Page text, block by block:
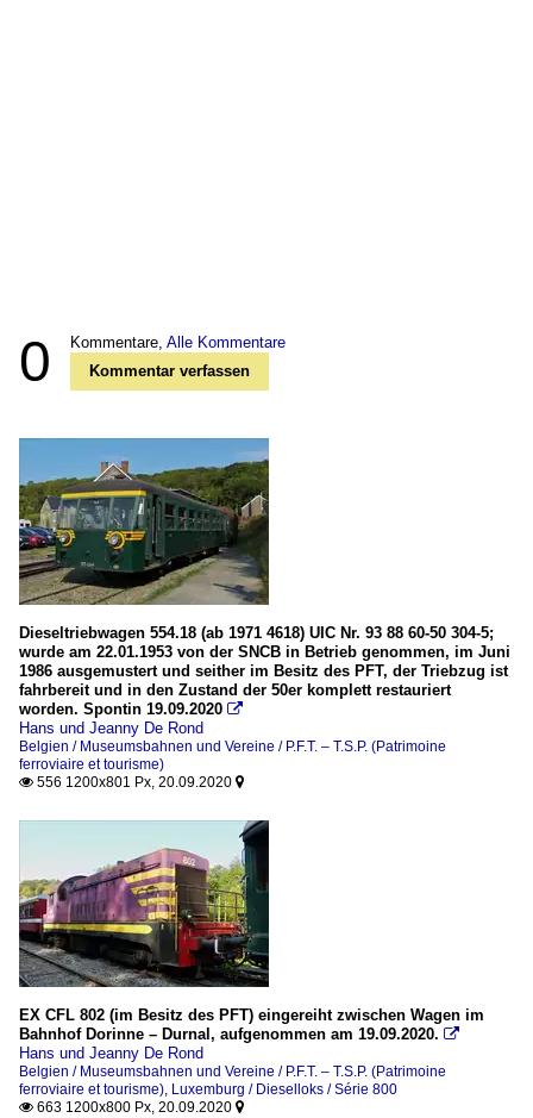
0 Kommentare, Alle Kommentare
Kommentar verfassen
Dieseltriebwagen 554.18 (ab 1971 4618) UIC Nr. 93 88 60-50 304-5;
wurde am 22.01.1953 von der SNCB in Betrieb genommen, im Juni
1986 ausgemustert und seither im Besitz des PFT, der Triebzug ist
fahrbereit und in den Zustand der 50er komplett restauriert
worden. Spontin 19.09.2020 
Hans und Jeanny De Rond
Belgien / Museumsbahnen und Vereine / P.F.T. – T.S.P. (Patrimoine
ferroviaire et tourisme)
 556 1200x801 Px, 20.09.2020 
EX CFL 802 (im Besitz des PFT) eingereiht zwischen Wagen im
Bahnhof Dorinne – Durnal, aufgenommen am 19.09.2020. 
Hans und Jeanny De Rond
Belgien / Museumsbahnen und Vereine / P.F.T. – T.S.P. (Patrimoine
ferroviaire et tourisme), Luxemburg / Dieselloks / Série 800
 663 1200x800 Px, 20.09.2020 